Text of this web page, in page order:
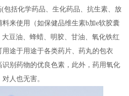
括化学药品、生化药品、抗生素、放
来使用（如保健品维生素b加e软胶囊
豆油、蜂蜡、明胶、甘油、氧化铁红
途于用途于各类药片、药丸的包衣
识别药物的优良色素，此外，药用氧化
人也无害。